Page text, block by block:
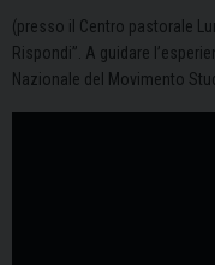
(presso il Centro pastorale
Rispondi”. A guidare
Nazionale del Movimento